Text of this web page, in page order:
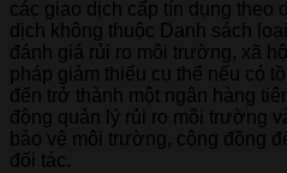
các giao dịch cấp tín dụng theo
dịch không thuộc Danh sách
đánh giá rủi ro môi trường, xã
pháp giảm thiểu cụ thể nếu có
đến trở thành một ngân hàng
động quản lý rủi ro môi trường
bảo vệ môi trường, cộng đồng
đối tác.